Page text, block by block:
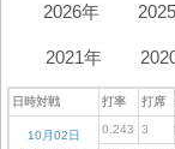
2026年
2021年
日時対戦 打率 打席
10月02日
0.243 3